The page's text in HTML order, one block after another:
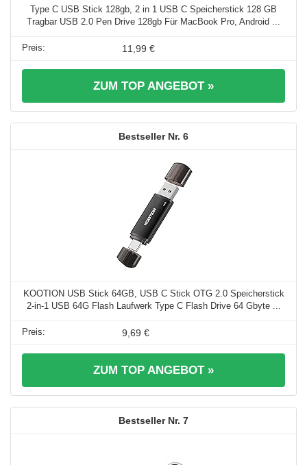
Type C USB Stick 128gb, 2 in 1 USB C Speicherstick 128 GB
Tragbar USB 2.0 Pen Drive 128gb Für MacBook Pro, Android ...
11,99 €
ZUM TOP ANGEBOT »
6
KOOTION USB Stick 64GB, USB C Stick OTG 2.0 Speicherstick
2-in-1 USB 64G Flash Laufwerk Type C Flash Drive 64 Gbyte ...
9,69 €
ZUM TOP ANGEBOT »
7